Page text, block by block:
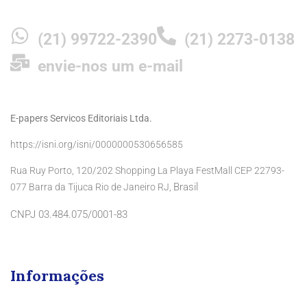
(21) 99722-2390
(21) 2273-0138
envie-nos um e-mail
E-papers Servicos Editoriais Ltda.
https://isni.org/isni/0000000530656585
Rua Ruy Porto, 120/202 Shopping La Playa FestMall CEP 22793-
077 Barra da Tijuca Rio de Janeiro RJ, Brasil
CNPJ 03.484.075/0001-83
Informações